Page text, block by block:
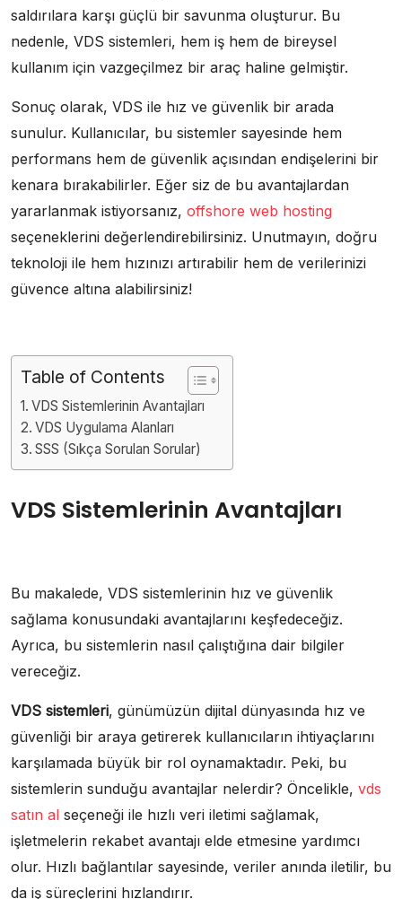
saldırılara karşı güçlü bir savunma oluşturur. Bu
nedenle, VDS sistemleri, hem iş hem de bireysel
kullanım için vazgeçilmez bir araç haline gelmiştir.
Sonuç olarak, VDS ile hız ve güvenlik bir arada
sunulur. Kullanıcılar, bu sistemler sayesinde hem
performans hem de güvenlik açısından endişelerini bir
kenara bırakabilirler. Eğer siz de bu avantajlardan
yararlanmak istiyorsanız, offshore web hosting
seçeneklerini değerlendirebilirsiniz. Unutmayın, doğru
teknoloji ile hem hızınızı artırabilir hem de verilerinizi
güvence altına alabilirsiniz!
Table of Contents
VDS Sistemlerinin Avantajları
VDS Uygulama Alanları
SSS (Sıkça Sorulan Sorular)
VDS Sistemlerinin Avantajları
Bu makalede, VDS sistemlerinin hız ve güvenlik
sağlama konusundaki avantajlarını keşfedeceğiz.
Ayrıca, bu sistemlerin nasıl çalıştığına dair bilgiler
vereceğiz.
VDS sistemleri, günümüzün dijital dünyasında hız ve
güvenliği bir araya getirerek kullanıcıların ihtiyaçlarını
karşılamada büyük bir rol oynamaktadır. Peki, bu
sistemlerin sunduğu avantajlar nelerdir? Öncelikle, vds
satın al seçeneği ile hızlı veri iletimi sağlamak,
işletmelerin rekabet avantajı elde etmesine yardımcı
olur. Hızlı bağlantılar sayesinde, veriler anında iletilir, bu
da iş süreçlerini hızlandırır.